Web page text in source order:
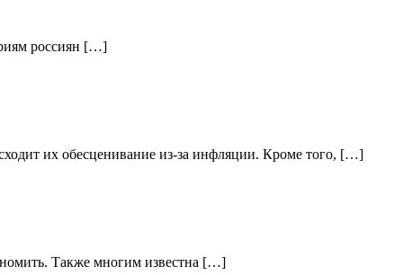
россиян […]
их обесценивание из-за инфляции. Кроме того, […]
Также многим известна […]